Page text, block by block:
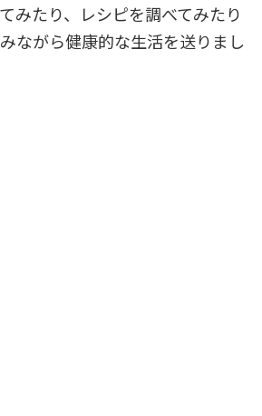
みたり、レシピを調べてみたり
ながら健康的な生活を送りまし